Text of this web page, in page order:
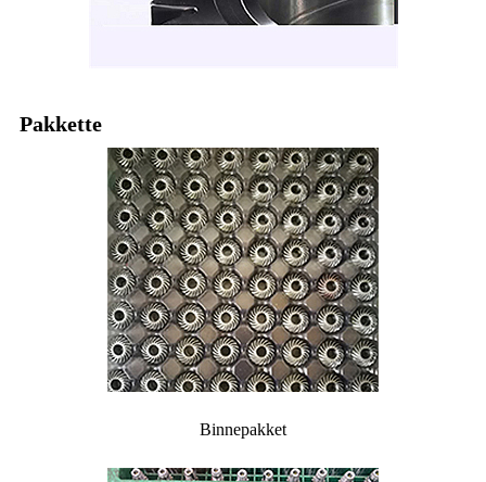
Pakkette
Binnepakket